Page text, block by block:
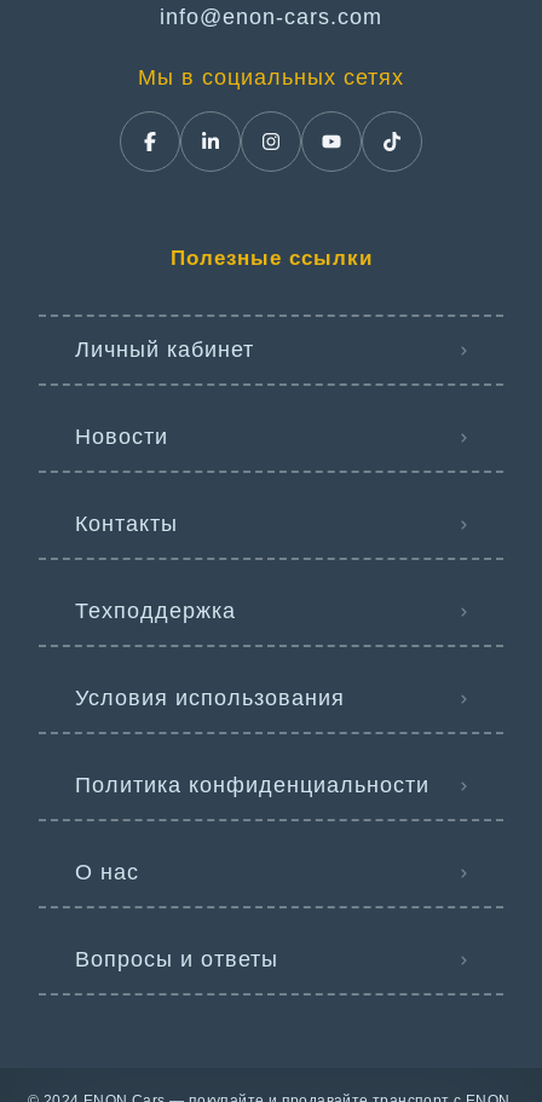
info@enon-cars.com
Мы в социальных сетях
Полезные ссылки
Личный кабинет
Новости
Контакты
Техподдержка
Условия использования
Политика конфиденциальности
О нас
Вопросы и ответы